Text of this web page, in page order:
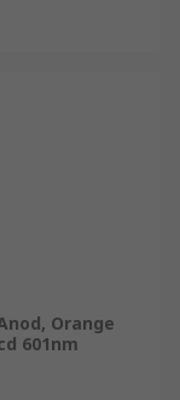
Orange
601nm